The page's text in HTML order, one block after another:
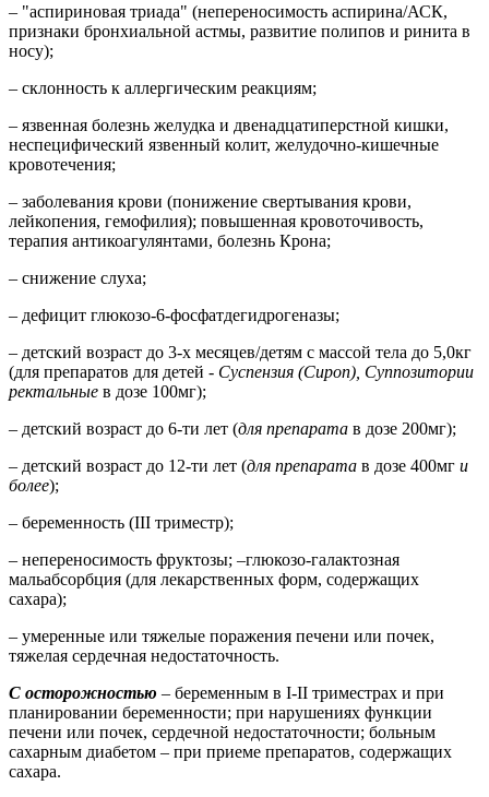
– "аспириновая триада" (непереносимость аспирина/АСК,
признаки бронхиальной астмы, развитие полипов и ринита в
носу);
– склонность к аллергическим реакциям;
– язвенная болезнь желудка и двенадцатиперстной кишки,
неспецифический язвенный колит, желудочно-кишечные
кровотечения;
– заболевания крови (понижение свертывания крови,
лейкопения, гемофилия); повышенная кровоточивость,
терапия антикоагулянтами, болезнь Крона;
– снижение слуха;
– дефицит глюкозо-6-фосфатдегидрогеназы;
– детский возраст до 3-х месяцев/детям с массой тела до 5,0кг
(для препаратов для детей - Суспензия (Сироп), Суппозитории
ректальные в дозе 100мг);
– детский возраст до 6-ти лет (для препарата в дозе 200мг);
– детский возраст до 12-ти лет (для препарата в дозе 400мг и
более);
– беременность (III триместр);
– непереносимость фруктозы; –глюкозо-галактозная
мальабсорбция (для лекарственных форм, содержащих
сахара);
– умеренные или тяжелые поражения печени или почек,
тяжелая сердечная недостаточность.
С осторожностью – беременным в I-II триместрах и при
планировании беременности; при нарушениях функции
печени или почек, сердечной недостаточности; больным
сахарным диабетом – при приеме препаратов, содержащих
сахара.